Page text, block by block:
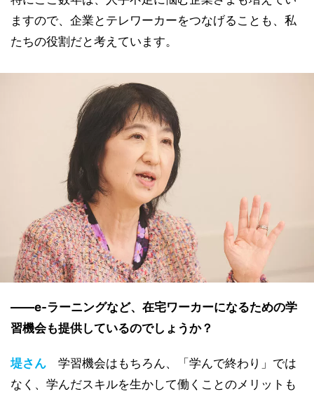
ますので、企業とテレワーカーをつなげることも、私
たちの役割だと考えています。
――e-ラーニングなど、在宅ワーカーになるための学
習機会も提供しているのでしょうか？
堤さん
学習機会はもちろん、「学んで終わり」では
なく、学んだスキルを生かして働くことのメリットも